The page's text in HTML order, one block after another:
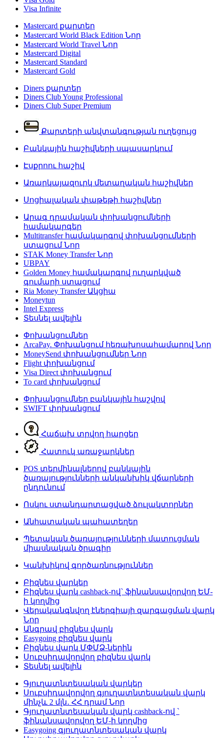
Visa Infinite
Mastercard քարտեր
Mastercard World Black Edition Նոր
Mastercard World Travel Նոր
Mastercard Digital
Mastercard Standard
Mastercard Gold
Diners քարտեր
Diners Club Young Professional
Diners Club Super Premium
Քարտերի անվտանգության ուղեցույց
Բանկային հաշիվների սպասարկում
Էսքրոու հաշիվ
Առարկայազուրկ մետաղական հաշիվներ
Սոցիալական փաթեթի հաշիվներ
Արագ դրամական փոխանցումների
համակարգեր
Multitransfer համակարգով փոխանցումների
ստացումՆոր
STAK Money TransferՆոր
UBPAY
Golden Money համակարգով ուղարկված
գումարի ստացում
Ria Money Transfer Ակցիա
Moneytun
Intel Express
Տեսնել ավելին
Փոխանցումներ
ArcaPay. Փոխանցում հեռախոսահամարով Նոր
MoneySend փոխանցումներ Նոր
Flight փոխանցում
Visa Direct փոխանցում
To card փոխանցում
Փոխանցումներ բանկային հաշվով
SWIFT փոխանցում
Հաճախ տրվող հարցեր
Հատուկ առաջարկներ
POS տերմինալներով բանկային
ծառայությունների անկանխիկ վճարների
ընդունում
Ոսկու ստանդարտացված ձուլակտորներ
Անհատական պահատեղեր
Պետական ծառայությունների մատուցման
միասնական ծրագիր
Կանխիկով գործառնություններ
Բիզնես վարկեր
Բիզնես վարկ cashback-ով` ֆինանսավորվող ԵՄ-
ի կողմից
Վերականգնվող էներգիայի զարգացման վարկ
Նոր
Անգրավ բիզնես վարկ
Easygoing բիզնես վարկ
Բիզնես վարկ ՄՓՄՁ-ներին
Սուբսիդավորվող բիզնես վարկ
Տեսնել ավելին
Գյուղատնտեսական վարկեր
Սուբսիդավորվող գյուղատնտեսական վարկ
մինչև 2 մլն․ ՀՀ դրամՆոր
Գյուղատնտեսական վարկ cashback-ով `
ֆինանսավորվող ԵՄ-ի կողմից
Easygoing գյուղատնտեսական վարկ